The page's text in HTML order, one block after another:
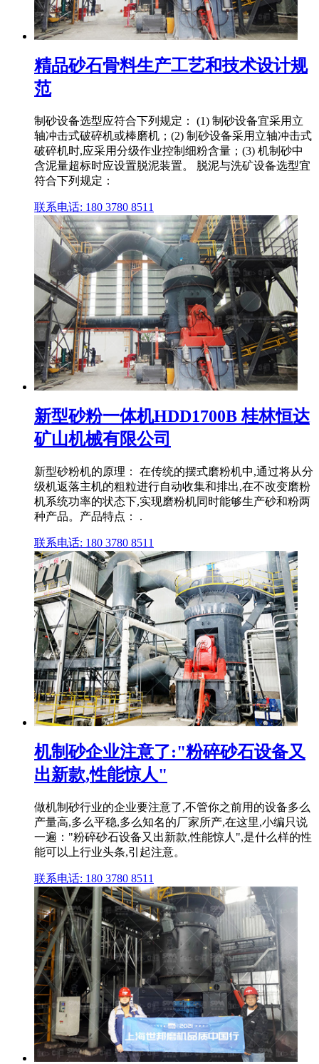
精品砂石骨料生产工艺和技术设计规
范
制砂设备选型应符合下列规定： (1) 制砂设备宜采用立
轴冲击式破碎机或棒磨机；(2) 制砂设备采用立轴冲击式
破碎机时,应采用分级作业控制细粉含量；(3) 机制砂中
含泥量超标时应设置脱泥装置。 脱泥与洗矿设备选型宜
符合下列规定：
联系电话: 180 3780 8511
新型砂粉一体机HDD1700B 桂林恒达
矿山机械有限公司
新型砂粉机的原理： 在传统的摆式磨粉机中,通过将从分
级机返落主机的粗粒进行自动收集和排出,在不改变磨粉
机系统功率的状态下,实现磨粉机同时能够生产砂和粉两
种产品。产品特点： .
联系电话: 180 3780 8511
机制砂企业注意了:"粉碎砂石设备又
出新款,性能惊人"
做机制砂行业的企业要注意了,不管你之前用的设备多么
产量高,多么平稳,多么知名的厂家所产,在这里,小编只说
一遍："粉碎砂石设备又出新款,性能惊人",是什么样的性
能可以上行业头条,引起注意。
联系电话: 180 3780 8511